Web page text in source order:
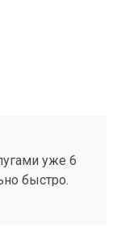
уже 6
быстро.